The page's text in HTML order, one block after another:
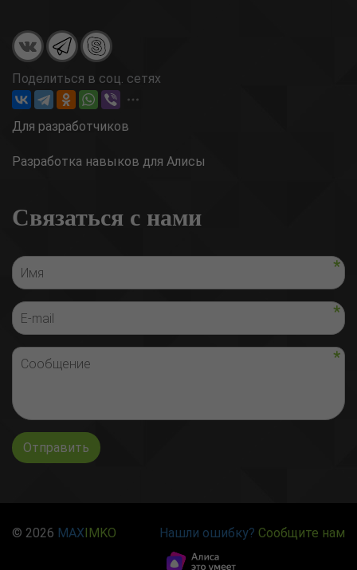
Поделиться в соц. сетях
Для разработчиков
Разработка навыков для Алисы
Связаться с нами
Отправить
© 2026 MAXIMKO Нашли ошибку? Сообщите нам